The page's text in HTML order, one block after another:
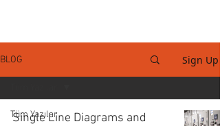
BLOG Sign Up
Tüm Yazılar
Single Line Diagrams and